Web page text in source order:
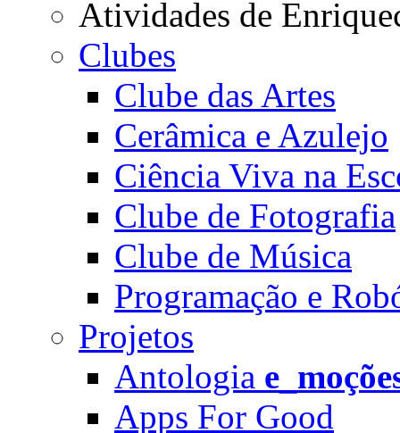
Atividades de
Clubes
Clube das Artes
Cerâmica e Azulejo
Ciência Viva na
Clube de Fotografia
Clube de Música
Programação e
Projetos
Antologia
Apps For Good